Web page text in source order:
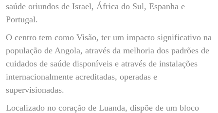
saúde oriundos de Israel, África do Sul, Espanha e
Portugal.
O centro tem como Visão, ter um impacto significativo na
população de Angola, através da melhoria dos padrões de
cuidados de saúde disponíveis e através de instalações
internacionalmente acreditadas, operadas e
supervisionadas.
Localizado no coração de Luanda, dispõe de um bloco